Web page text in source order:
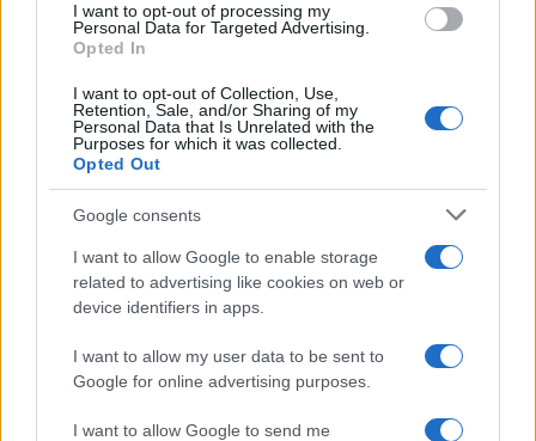
consent section.
I want to opt-out of processing my
Personal Data for Targeted Advertising.
Opted In
I want to opt-out of Collection, Use,
Retention, Sale, and/or Sharing of my
Personal Data that Is Unrelated with the
Purposes for which it was collected.
Opted Out
Google consents
I want to allow Google to enable storage
related to advertising like cookies on web or
device identifiers in apps.
I want to allow my user data to be sent to
Google for online advertising purposes.
I want to allow Google to send me